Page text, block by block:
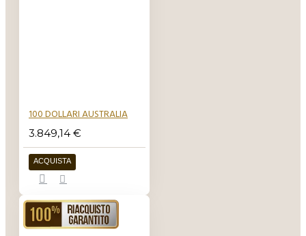
100 DOLLARI AUSTRALIA
3.849,14 €
ACQUISTA
RIACQUISTO GARANTITO